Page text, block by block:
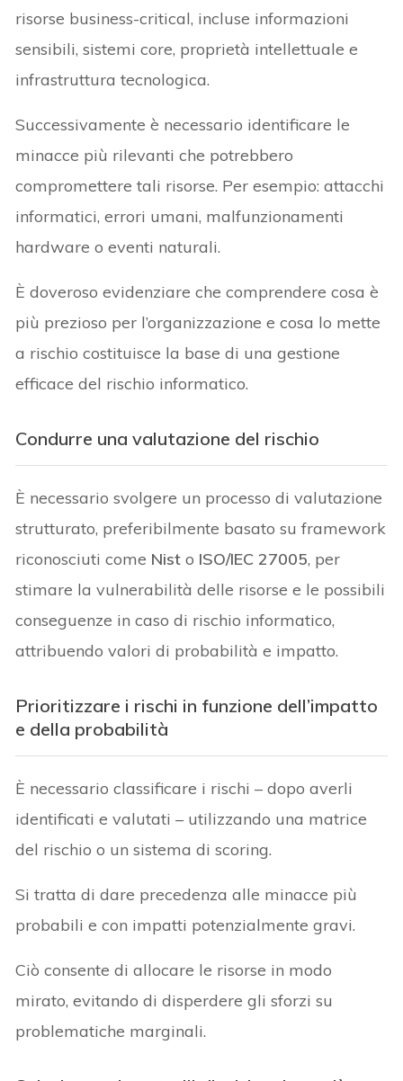
risorse business-critical, incluse informazioni
sensibili, sistemi core, proprietà intellettuale e
infrastruttura tecnologica.
Successivamente è necessario identificare le
minacce più rilevanti che potrebbero
compromettere tali risorse. Per esempio: attacchi
informatici, errori umani, malfunzionamenti
hardware o eventi naturali.
È doveroso evidenziare che comprendere cosa è
più prezioso per l’organizzazione e cosa lo mette
a rischio costituisce la base di una gestione
efficace del rischio informatico.
Condurre una valutazione del rischio
È necessario svolgere un processo di valutazione
strutturato, preferibilmente basato su framework
riconosciuti come Nist o ISO/IEC 27005, per
stimare la vulnerabilità delle risorse e le possibili
conseguenze in caso di rischio informatico,
attribuendo valori di probabilità e impatto.
Prioritizzare i rischi in funzione dell’impatto
e della probabilità
È necessario classificare i rischi – dopo averli
identificati e valutati – utilizzando una matrice
del rischio o un sistema di scoring.
Si tratta di dare precedenza alle minacce più
probabili e con impatti potenzialmente gravi.
Ciò consente di allocare le risorse in modo
mirato, evitando di disperdere gli sforzi su
problematiche marginali.